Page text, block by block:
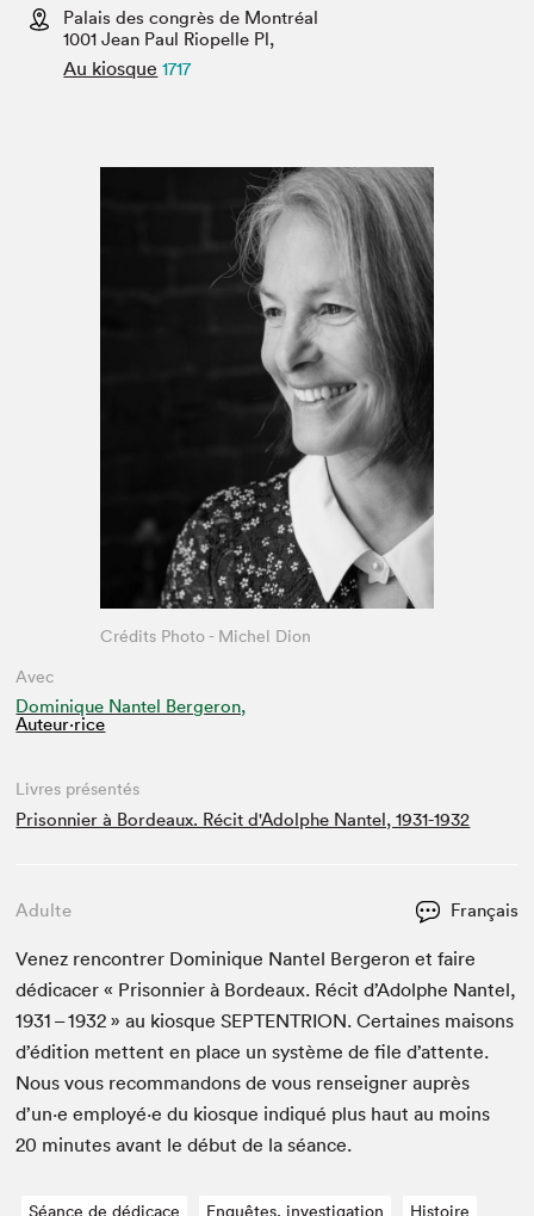
Espace médias
Palais des congrès de Montréal
1001 Jean Paul Riopelle Pl,
Au kiosque 1717
Avec
Dominique Nantel Bergeron,
Auteur·rice
Crédits Photo - Michel Dion
Livres présentés
Prisonnier à Bordeaux. Récit d'Adolphe Nantel, 1931-1932
Adulte Français
Venez ren­con­tr­er Dominique Nan­tel Berg­eron et faire
dédi­cac­er « Pris­on­nier à Bor­deaux. Réc­it d’Adolphe Nan­tel,
1931 –1932 » au kiosqueSEPTEN­TRI­ON. Cer­taines maisons
d’édi­tion met­tent en place un sys­tème de file d’at­tente.
Nous vous recom­man­dons de vous ren­seign­er auprès
d’un·e employé·e du kiosque indiqué plus haut au moins
20 min­utes avant le début de la séance.
Séance de dédicace Enquêtes, investigation
Histoire